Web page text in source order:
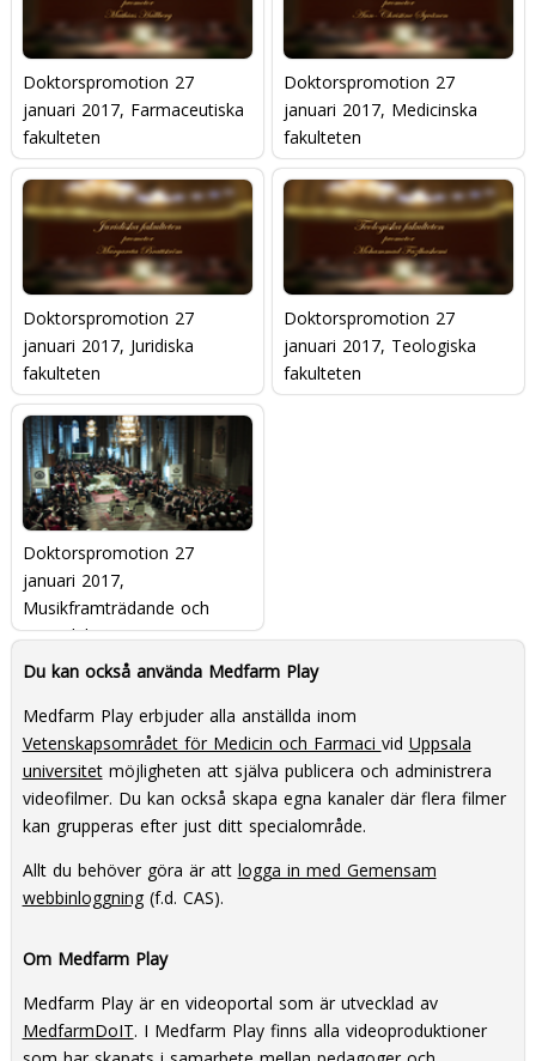
Doktorspromotion 27
januari 2017, Farmaceutiska
fakulteten
Doktorspromotion 27
januari 2017, Medicinska
fakulteten
Doktorspromotion 27
januari 2017, Juridiska
fakulteten
Doktorspromotion 27
januari 2017, Teologiska
fakulteten
Doktorspromotion 27
januari 2017,
Musikframträdande och
prisutdelning
Du kan också använda Medfarm Play
Medfarm Play erbjuder alla anställda inom
Vetenskapsområdet för Medicin och Farmaci vid Uppsala
universitetmöjligheten att själva publicera och administrera
videofilmer. Du kan också skapa egna kanaler där flera filmer
kan grupperas efter just ditt specialområde.
Allt du behöver göra är att logga in med Gemensam
webbinloggning(f.d. CAS).
Om Medfarm Play
Medfarm Play är en videoportal som är utvecklad av
MedfarmDoIT. I Medfarm Play finns alla videoproduktioner